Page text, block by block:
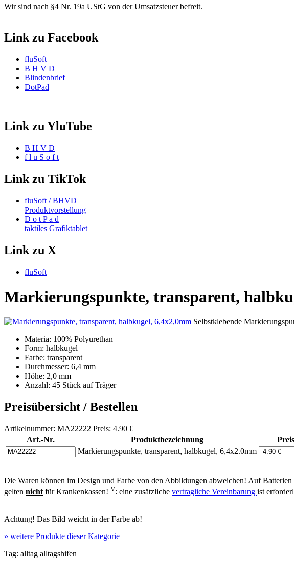
Wir sind nach §4 Nr. 19a UStG von der Umsatzsteuer befreit.
Link zu Facebook
fluSoft
B H V D
Blindenbrief
DotPad
Link zu YluTube
B H V D
f l u S o f t
Link zu TikTok
fluSoft / BHVD
Produktvorstellung
D o t P a d
taktiles Grafiktablet
Link zu X
fluSoft
Markierungspunkte, transparent,
Selbstklebende
Materia: 100% Polyurethan
Form: halbkugel
Farbe: transparent
Durchmesser: 6,4 mm
Höhe: 2,0 mm
Anzahl: 45 Stück auf Träger
Preisübersicht / Bestellen
Artikelnummer: MA22222 Preis: 4.90 €
Art.-Nr.
Produktbezeichnung Preis
Markierungspunkte, transparent, halbkugel, 6,4x2.0mm
Die Waren können im Design und Farbe von den Abbildungen abweichen! Auf
gelten nichtfür Krankenkassen! V: eine zusätzliche vertragliche Vereinbarung ist
Achtung! Das Bild weicht in der Farbe ab!
» weitere Produkte dieser Kategorie
Tag: alltag alltagshifen